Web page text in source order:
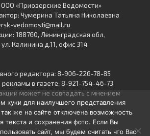
«Приозерские Ведомости»
Чумерина Татьяна Николаевна
vedomosti@mail.ru
188760, Ленинградская обл,
Калинина д.11, офис 314
редактора: 8-906-226-78-85
в газете: 8-921-754-46-73
может не совпадать с мнением
куки для наилучшего представления
же на сайте отключена возможность
текста и сохранения фото. Если Вы
сайт, мы будем считать что Вас